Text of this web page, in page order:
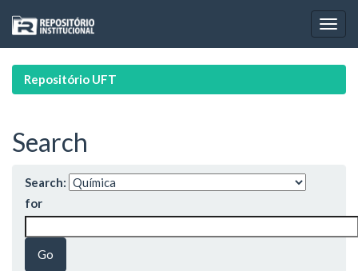
navigation
Repositório UFT
Search
Search:
for